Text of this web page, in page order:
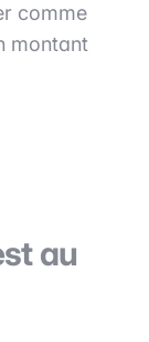
comme
montant
au